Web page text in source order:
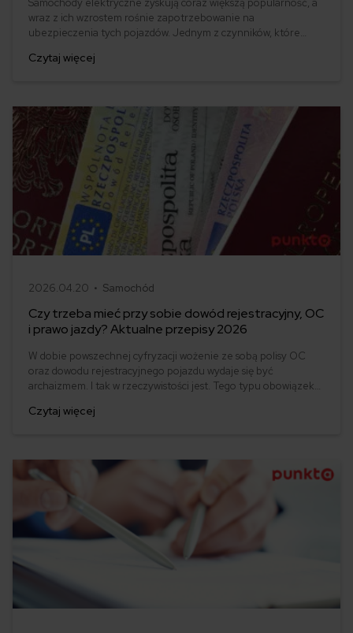
Samochody elektryczne zyskują coraz większą popularność, a
wraz z ich wzrostem rośnie zapotrzebowanie na
ubezpieczenia tych pojazdów. Jednym z czynników, które
również koszt ubezpieczenia. W tym artykule przyjrzymy się
znaleźć odpowiednią polisę?
Czytaj więcej
2026.04.20 • Samochód
Czy trzeba mieć przy sobie dowód rejestracyjny, OC
i prawo jazdy? Aktualne przepisy 2026
W dobie powszechnej cyfryzacji wożenie ze sobą polisy OC
oraz dowodu rejestracyjnego pojazdu wydaje się być
archaizmem. I tak w rzeczywistości jest. Tego typu obowiązek
osobistego i prawa jazdy? Jeśli zastanawiasz się, czy i jakie
lektury!
Czytaj więcej